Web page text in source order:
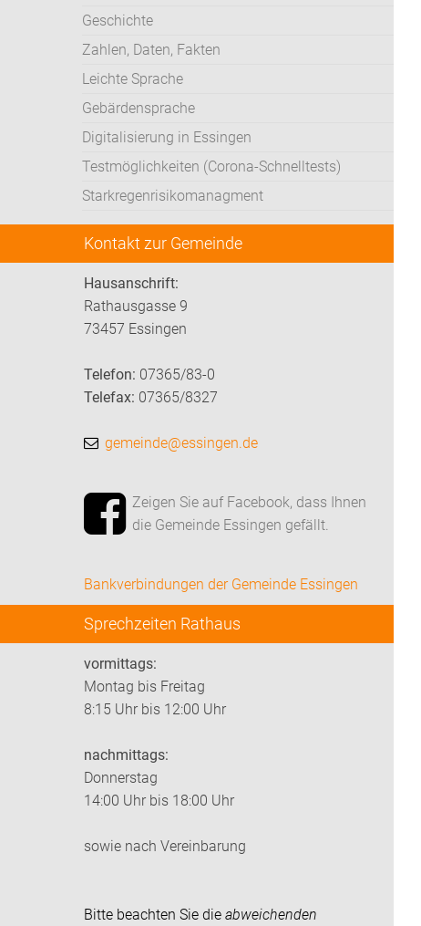
Geschichte
Zahlen, Daten, Fakten
Leichte Sprache
Gebärdensprache
Digitalisierung in Essingen
Testmöglichkeiten (Corona-Schnelltests)
Starkregenrisikomanagment
Kontakt zur Gemeinde
Hausanschrift:
Rathausgasse 9
73457 Essingen
Telefon: 07365/83-0
Telefax: 07365/8327
gemeinde@essingen.de
Zeigen Sie auf Facebook, dass Ihnen
die Gemeinde Essingen gefällt.
Bankverbindungen der Gemeinde Essingen
Sprechzeiten Rathaus
vormittags:
Montag bis Freitag
8:15 Uhr bis 12:00 Uhr
nachmittags:
Donnerstag
14:00 Uhr bis 18:00 Uhr
sowie nach Vereinbarung
Bitte beachten Sie die abweichenden